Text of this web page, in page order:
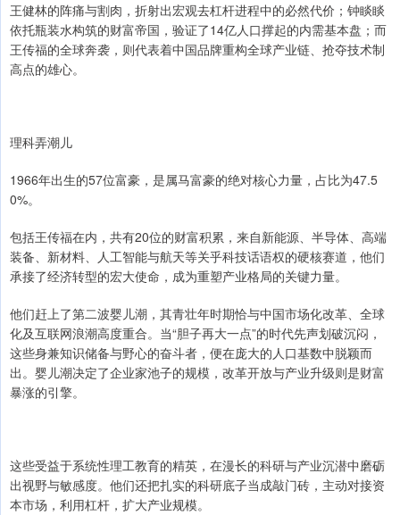
王健林的阵痛与割肉，折射出宏观去杠杆进程中的必然代价；钟睒睒
依托瓶装水构筑的财富帝国，验证了14亿人口撑起的内需基本盘；而
王传福的全球奔袭，则代表着中国品牌重构全球产业链、抢夺技术制
高点的雄心。
理科弄潮儿
1966年出生的57位富豪，是属马富豪的绝对核心力量，占比为47.5
0%。
包括王传福在内，共有20位的财富积累，来自新能源、半导体、高端
装备、新材料、人工智能与航天等关乎科技话语权的硬核赛道，他们
承接了经济转型的宏大使命，成为重塑产业格局的关键力量。
他们赶上了第二波婴儿潮，其青壮年时期恰与中国市场化改革、全球
化及互联网浪潮高度重合。当“胆子再大一点”的时代先声划破沉闷，
这些身兼知识储备与野心的奋斗者，便在庞大的人口基数中脱颖而
出。婴儿潮决定了企业家池子的规模，改革开放与产业升级则是财富
暴涨的引擎。
这些受益于系统性理工教育的精英，在漫长的科研与产业沉潜中磨砺
出视野与敏感度。他们还把扎实的科研底子当成敲门砖，主动对接资
本市场，利用杠杆，扩大产业规模。